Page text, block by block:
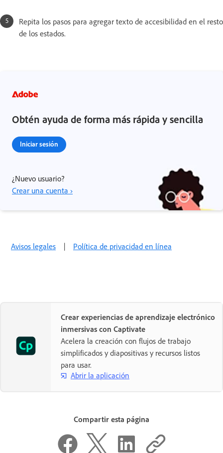
Repita los pasos para agregar texto de accesibilidad en el resto
de los estados.
Obtén ayuda de forma más rápida y sencilla
Iniciar sesión
¿Nuevo usuario?
Crear una cuenta ›
Avisos legales | Política de privacidad en línea
Crear experiencias de aprendizaje electrónico
inmersivas con Captivate
Acelera la creación con flujos de trabajo
simplificados y diapositivas y recursos listos
para usar.
Abrir la aplicación
Compartir esta página